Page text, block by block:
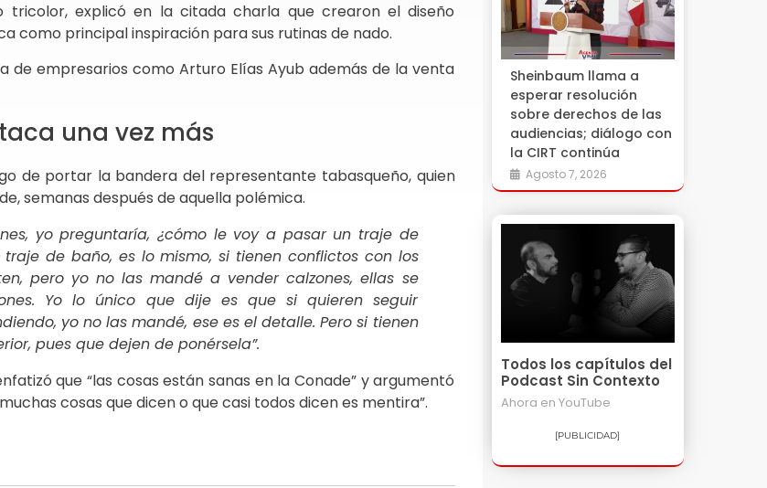
tricolor, explicó en la citada charla que crearon el diseño
como principal inspiración para sus rutinas de nado.
de empresarios como Arturo Elías Ayub además de la venta
una vez más
de portar la bandera del representante tabasqueño, quien
semanas después de aquella polémica.
yo preguntaría, ¿cómo le voy a pasar un traje de
de baño, es lo mismo, si tienen conflictos con los
pero yo no las mandé a vender calzones, ellas se
Yo lo único que dije es que si quieren seguir
yo no las mandé, ese es el detalle. Pero si tienen
pues que dejen de ponérsela”.
que “las cosas están sanas en la Conade” y argumentó
cosas que dicen o que casi todos dicen es mentira”.
Sheinbaum llama a
esperar resolución
sobre derechos de las
audiencias; diálogo con
la CIRT continúa
Agosto 7, 2026
Todos los capítulos del
Podcast Sin Contexto
Ahora en YouTube
[PUBLICIDAD]